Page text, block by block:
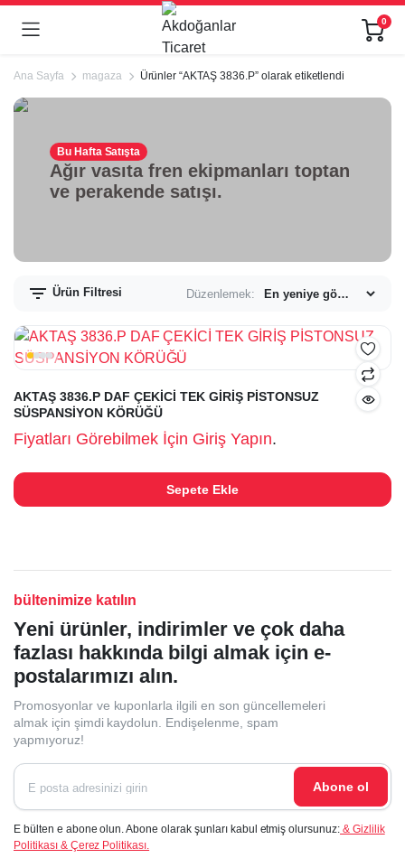
0
Ana Sayfa magaza Ürünler “AKTAŞ 3836.P” olarak etiketlendi
Bu Hafta Satışta
Ağır vasıta fren ekipmanları toptan
ve perakende satışı.
Ürün Filtresi Düzenlemek:
AKTAŞ 3836.P DAF ÇEKİCİ TEK GİRİŞ PİSTONSUZ
SÜSPANSİYON KÖRÜĞÜ
Fiyatları Görebilmek İçin Giriş Yapın.
Sepete Ekle
bültenimize katılın
Yeni ürünler, indirimler ve çok daha
fazlası hakkında bilgi almak için e-
postalarımızı alın.
Promosyonlar ve kuponlarla ilgili en son güncellemeleri
almak için şimdi kaydolun. Endişelenme, spam
yapmıyoruz!
Abone ol
E bülten e abone olun. Abone olarak şunları kabul etmiş olursunuz: & Gizlilik
Politikası & Çerez Politikası.